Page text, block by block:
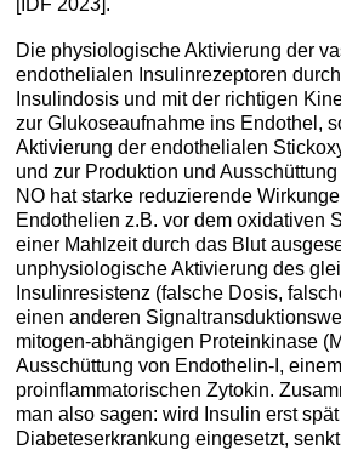
Die physiologische Aktivierung der
endothelialen Insulinrezeptoren
Insulindosis und mit der richtigen
zur Glukoseaufnahme ins Endothel,
Aktivierung der endothelialen
und zur Produktion und
NO hat starke reduzierende
Endothelien z.B. vor dem oxidativen
einer Mahlzeit durch das Blut
unphysiologische Aktivierung des
Insulinresistenz (falsche Dosis,
einen anderen
mitogen-abhängigen Proteinkinase
Ausschüttung von Endothelin-I, einem
proinflammatorischen Zytokin.
man also sagen: wird Insulin erst
Diabeteserkrankung eingesetzt,